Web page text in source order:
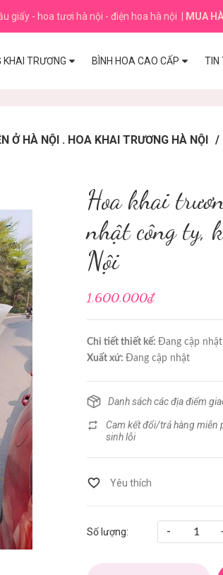
giấy - hoa tươi hà nội - điện hoa hà nội MUA
KHAI TRƯƠNG BÌNH HOA CAO CẤP TIN
Ở HÀ NỘI . HOA KHAI TRƯƠNG HÀ NỘI /
Hoa khai
nhật công ty,
Nội
1.600.000₫
Chi tiết thiết kế: Đang cập nhật
Xuất xứ: Đang cập nhật
Danh sách các địa điểm
Cam kết đổi/trả hàng miễn
sinh lỗi
Số lượng: -